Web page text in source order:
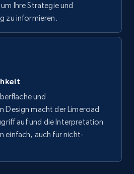
Ihre Strategie und
zu informieren.
und
Design macht der Limeroad
auf und die Interpretation
einfach, auch für nicht-